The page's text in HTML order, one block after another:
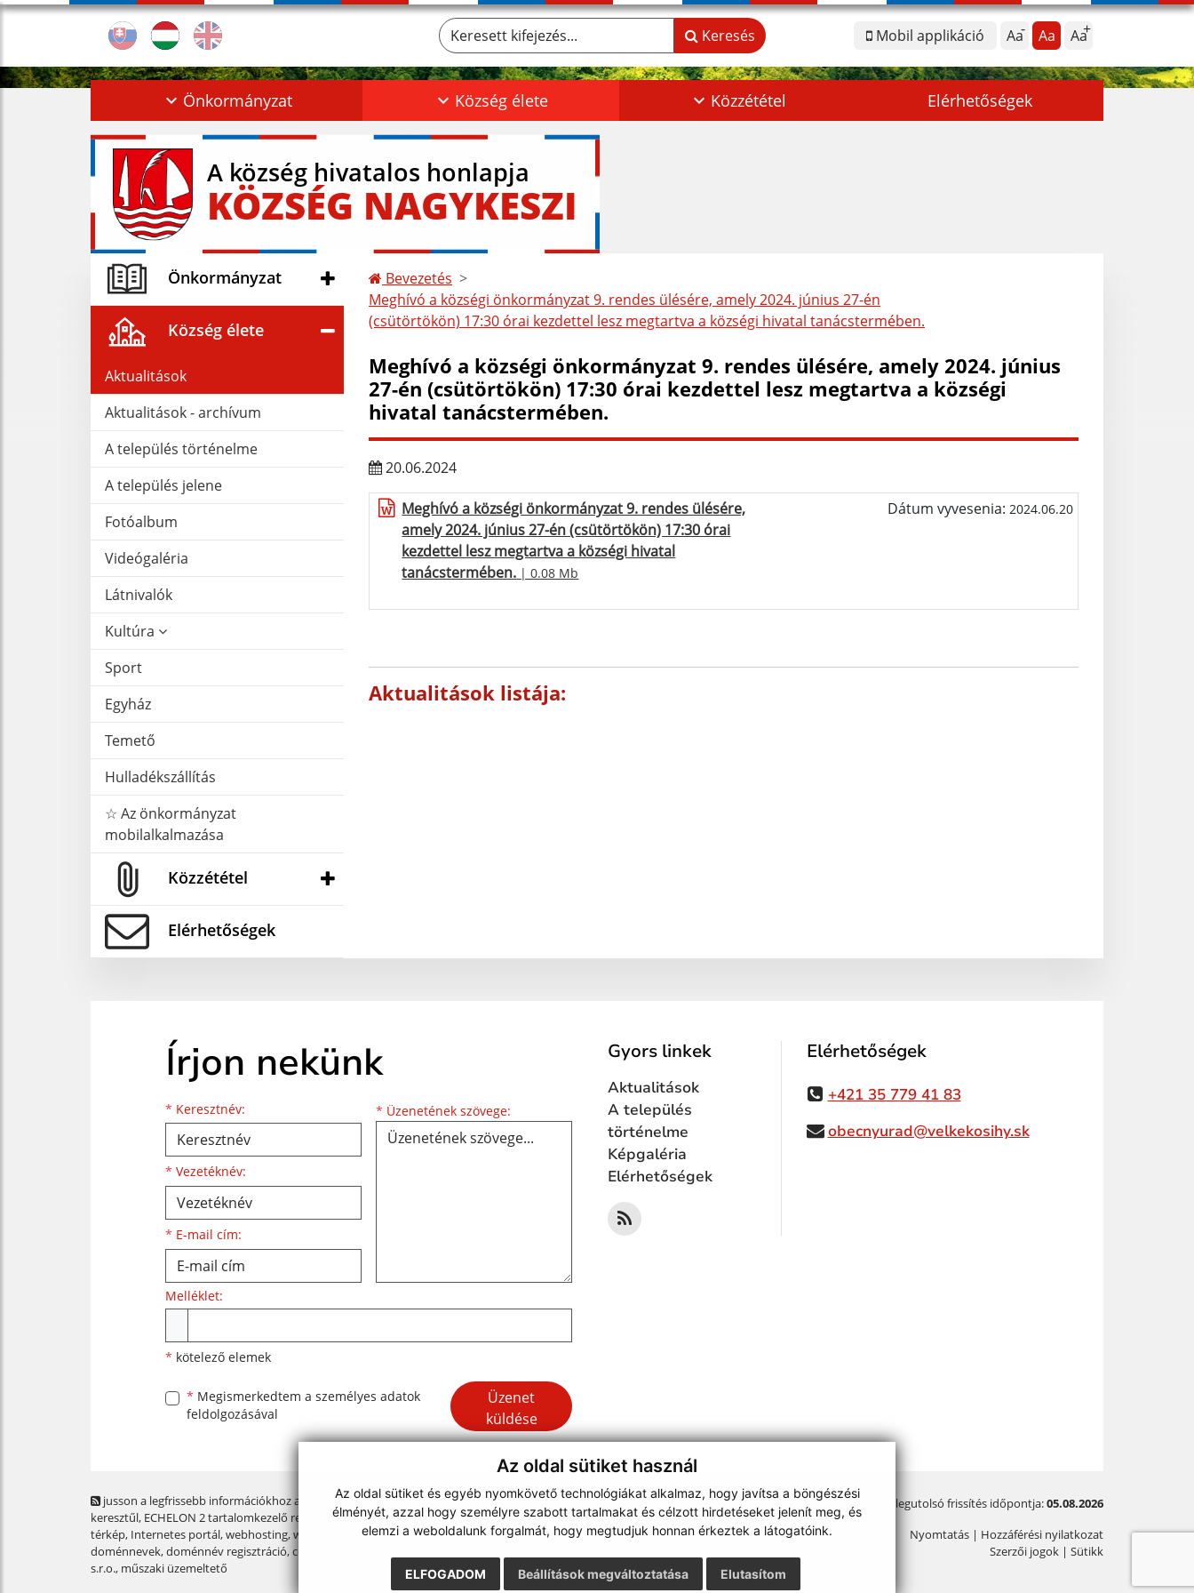
Az oldal sütiket használ
Az oldal sütiket és egyéb nyomkövető technológiákat alkalmaz, hogy javítsa a böngészési
élményét, azzal hogy személyre szabott tartalmakat és célzott hirdetéseket jelenít meg, és
elemzi a weboldalunk forgalmát, hogy megtudjuk honnan érkeztek a látogatóink.
ELFOGADOM Elutasítom
Beállítások megváltoztatása
Mobil applikáció Aa Aa Aa
Keresett kifejezés... Keresés
Önkormányzat Község élete Közzététel Elérhetőségek
A község hivatalos honlapja
KÖZSÉG NAGYKESZI
Önkormányzat
Község élete
Aktualitások
Aktualitások - archívum
A település történelme
A település jelene
Fotóalbum
Videógaléria
Látnivalók
Kultúra
Sport
Egyház
Temető
Hulladékszállítás
☆ Az önkormányzat
mobilalkalmazása
Közzététel
Elérhetőségek
Bevezetés
Meghívó a községi önkormányzat 9. rendes ülésére, amely 2024. június 27-én
(csütörtökön) 17:30 órai kezdettel lesz megtartva a községi hivatal tanácstermében.
Meghívó a községi önkormányzat 9. rendes ülésére, amely 2024. június
27-én (csütörtökön) 17:30 órai kezdettel lesz megtartva a községi
hivatal tanácstermében.
20.06.2024
Meghívó a községi önkormányzat 9. rendes ülésére,
amely 2024. június 27-én (csütörtökön) 17:30 órai
kezdettel lesz megtartva a községi hivatal
tanácstermében. | 0.08 Mb
Dátum vyvesenia: 2024.06.20
Aktualitások listája:
Írjon nekünk
* Keresztnév:
Keresztnév
* Vezetéknév:
Vezetéknév
* E-mail cím:
E-mail cím * Üzenetének szövege: Üzenetének szövege...
Melléklet:
* kötelező elemek
* Megismerkedtem a személyes adatok
feldolgozásával
Google reCaptcha Response
Üzenet
küldése
Gyors linkek
Aktualitások
A település
történelme
Képgaléria
Elérhetőségek
Elérhetőségek
+421 35 779 41 83
obecnyurad@velkekosihy.sk
jusson a legfrissebb információkhoz az RSS csatornánkon
keresztűl, ECHELON 2 tartalomkezelő rendszer,Honlap
térkép, Internetes portál,webhosting,webex.digital, s.r.o.,
doménnevek,doménnév regisztráció,cég webex.digital,
s.r.o., műszaki üzemeltető
A legutolsó frissítés időpontja:05.08.2026
Nyomtatás | Hozzáférési nyilatkozat
Szerzői jogok | Sütikk
webdesign|